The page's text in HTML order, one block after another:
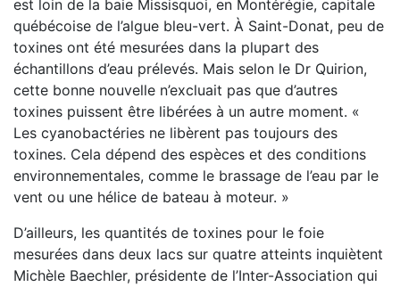
est loin de la baie Missisquoi, en Montérégie, capitale
québécoise de l’algue bleu-vert. À Saint-Donat, peu de
toxines ont été mesurées dans la plupart des
échantillons d’eau prélevés. Mais selon le Dr Quirion,
cette bonne nouvelle n’excluait pas que d’autres
toxines puissent être libérées à un autre moment. «
Les cyanobactéries ne libèrent pas toujours des
toxines. Cela dépend des espèces et des conditions
environnementales, comme le brassage de l’eau par le
vent ou une hélice de bateau à moteur. »
D’ailleurs, les quantités de toxines pour le foie
mesurées dans deux lacs sur quatre atteints inquiètent
Michèle Baechler, présidente de l’Inter-Association qui